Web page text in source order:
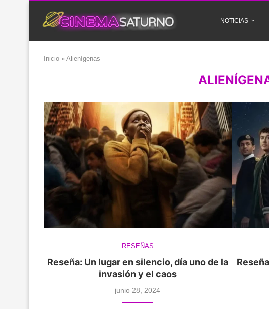
NOTICIAS
Inicio » Alienígenas
RESEÑAS
Reseña: Un lugar en silencio, día uno de la
invasión y el caos
junio 28, 2024